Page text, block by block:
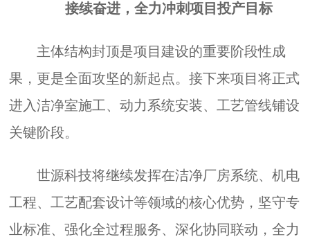
接续奋进，全力冲刺项目投产目标
主体结构封顶是项目建设的重要阶段性成
果，更是全面攻坚的新起点。接下来项目将正式
进入洁净室施工、动力系统安装、工艺管线铺设
关键阶段。
世源科技将继续发挥在洁净厂房系统、机电
工程、工艺配套设计等领域的核心优势，坚守专
业标准、强化全过程服务、深化协同联动，全力